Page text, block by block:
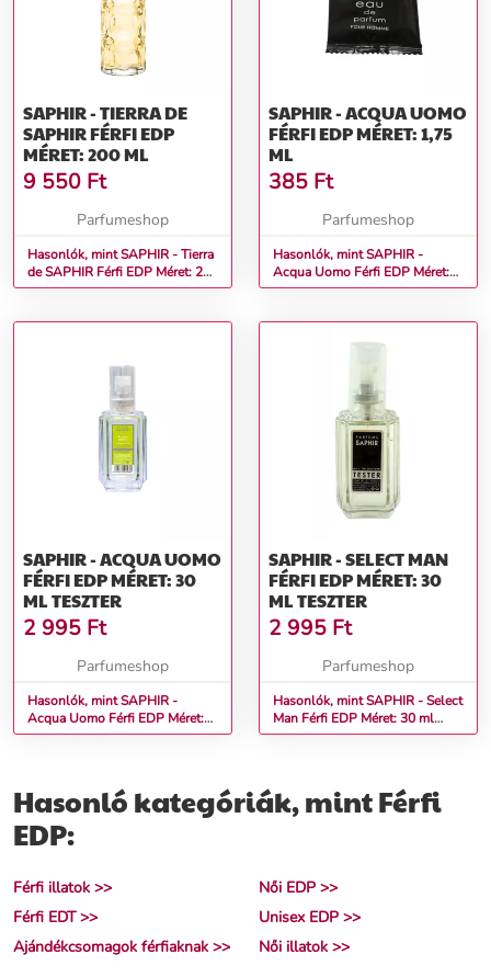
SAPHIR - TIERRA DE
SAPHIR FÉRFI EDP
MÉRET: 200 ML
9 550 Ft
Parfumeshop
Hasonlók, mint SAPHIR - Tierra
de SAPHIR Férfi EDP Méret: 200
ml
SAPHIR - ACQUA UOMO
FÉRFI EDP MÉRET: 1,75
ML
385 Ft
Parfumeshop
Hasonlók, mint SAPHIR -
Acqua Uomo Férfi EDP Méret:
1,75 ml
SAPHIR - ACQUA UOMO
FÉRFI EDP MÉRET: 30
ML TESZTER
2 995 Ft
Parfumeshop
Hasonlók, mint SAPHIR -
Acqua Uomo Férfi EDP Méret:
30 ml teszter
SAPHIR - SELECT MAN
FÉRFI EDP MÉRET: 30
ML TESZTER
2 995 Ft
Parfumeshop
Hasonlók, mint SAPHIR - Select
Man Férfi EDP Méret: 30 ml
teszter
Hasonló kategóriák, mint Férfi
EDP:
Férfi illatok >>
Női EDP >>
Férfi EDT >>
Unisex EDP >>
Ajándékcsomagok férfiaknak >>
Női illatok >>